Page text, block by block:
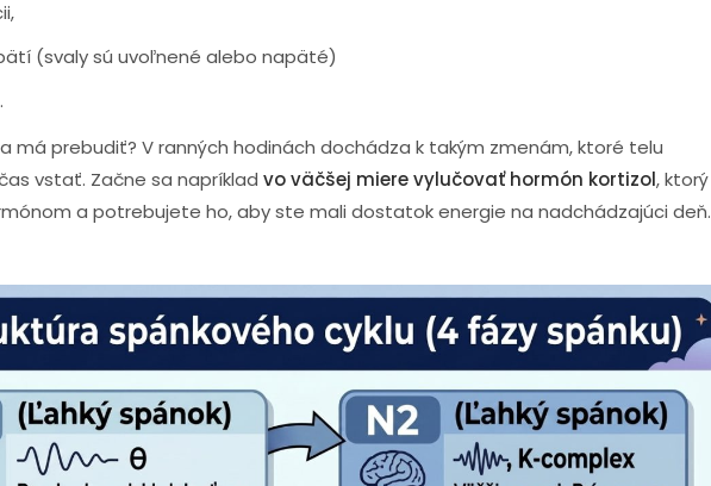
(svaly sú uvoľnené alebo napäté)
má prebudiť? V ranných hodinách dochádza k takým zmenám, ktoré telu
vstať. Začne sa napríklad vo väčšej miere vylučovať hormón kortizol, ktorý
a potrebujete ho, aby ste mali dostatok energie na nadchádzajúci deň.